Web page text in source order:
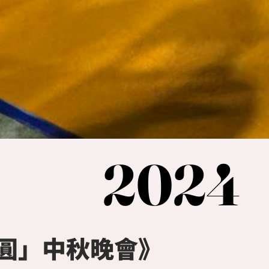
2024
2024
」中秋晚會》